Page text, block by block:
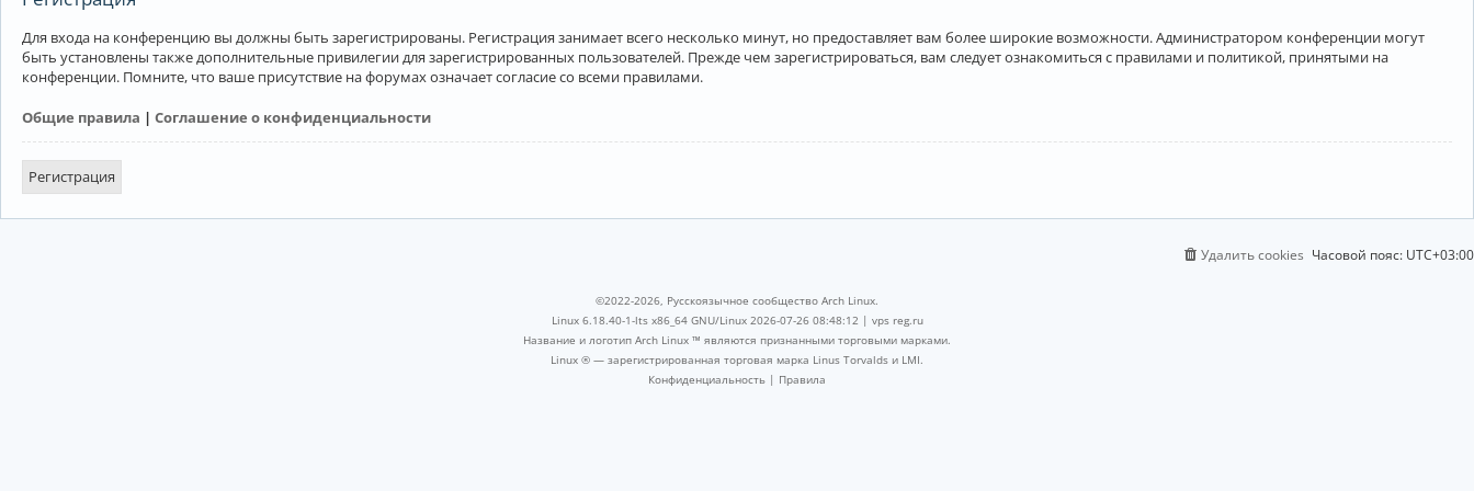
Для входа на конференцию вы должны быть зарегистрированы. Регистрация занимает всего несколько минут, но предоставляет вам более широкие возможности. Администратором конференции могут
быть установлены также дополнительные привилегии для зарегистрированных пользователей. Прежде чем зарегистрироваться, вам следует ознакомиться с правилами и политикой, принятыми на
конференции. Помните, что ваше присутствие на форумах означает согласие со всеми правилами.
Общие правила | Соглашение о конфиденциальности
Регистрация
Часовой пояс: UTC+03:00
Удалить cookies
©2022-2026, Русскоязычное сообщество Arch Linux.
Linux 6.18.40-1-lts x86_64 GNU/Linux 2026-07-26 08:48:12 | vps reg.ru
Название и логотип Arch Linux ™ являются признанными торговыми марками.
Linux ® — зарегистрированная торговая марка Linus Torvalds и LMI.
Конфиденциальность | Правила